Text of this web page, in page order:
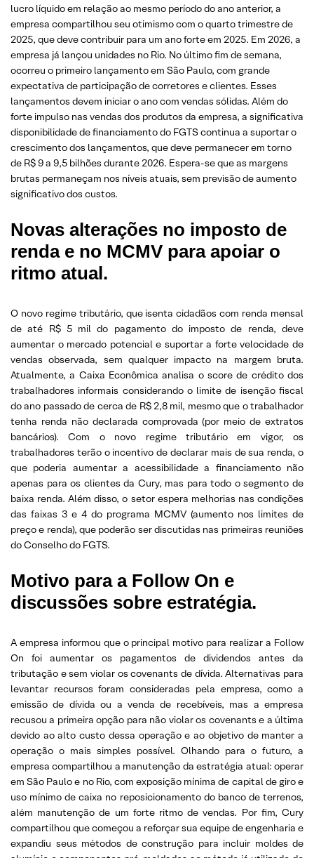
lucro líquido em relação ao mesmo período do ano anterior, a
empresa compartilhou seu otimismo com o quarto trimestre de
2025, que deve contribuir para um ano forte em 2025. Em 2026, a
empresa já lançou unidades no Rio. No último fim de semana,
ocorreu o primeiro lançamento em São Paulo, com grande
expectativa de participação de corretores e clientes. Esses
lançamentos devem iniciar o ano com vendas sólidas. Além do
forte impulso nas vendas dos produtos da empresa, a significativa
disponibilidade de financiamento do FGTS continua a suportar o
crescimento dos lançamentos, que deve permanecer em torno
de R$ 9 a 9,5 bilhões durante 2026. Espera-se que as margens
brutas permaneçam nos níveis atuais, sem previsão de aumento
significativo dos custos.
Novas alterações no imposto de
renda e no MCMV para apoiar o
ritmo atual.
O novo regime tributário, que isenta cidadãos com renda mensal
de até R$ 5 mil do pagamento do imposto de renda, deve
aumentar o mercado potencial e suportar a forte velocidade de
vendas observada, sem qualquer impacto na margem bruta.
Atualmente, a Caixa Econômica analisa o score de crédito dos
trabalhadores informais considerando o limite de isenção fiscal
do ano passado de cerca de R$ 2,8 mil, mesmo que o trabalhador
tenha renda não declarada comprovada (por meio de extratos
bancários). Com o novo regime tributário em vigor, os
trabalhadores terão o incentivo de declarar mais de sua renda, o
que poderia aumentar a acessibilidade a financiamento não
apenas para os clientes da Cury, mas para todo o segmento de
baixa renda. Além disso, o setor espera melhorias nas condições
das faixas 3 e 4 do programa MCMV (aumento nos limites de
preço e renda), que poderão ser discutidas nas primeiras reuniões
do Conselho do FGTS.
Motivo para a Follow On e
discussões sobre estratégia.
A empresa informou que o principal motivo para realizar a Follow
On foi aumentar os pagamentos de dividendos antes da
tributação e sem violar os covenants de dívida. Alternativas para
levantar recursos foram consideradas pela empresa, como a
emissão de dívida ou a venda de recebíveis, mas a empresa
recusou a primeira opção para não violar os covenants e a última
devido ao alto custo dessa operação e ao objetivo de manter a
operação o mais simples possível. Olhando para o futuro, a
empresa compartilhou a manutenção da estratégia atual: operar
em São Paulo e no Rio, com exposição mínima de capital de giro e
uso mínimo de caixa no reposicionamento do banco de terrenos,
além manutenção de um forte ritmo de vendas. Por fim, Cury
compartilhou que começou a reforçar sua equipe de engenharia e
expandiu seus métodos de construção para incluir moldes de